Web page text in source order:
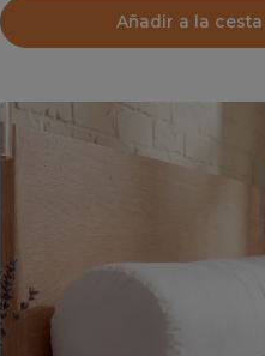
Añadir a la cesta